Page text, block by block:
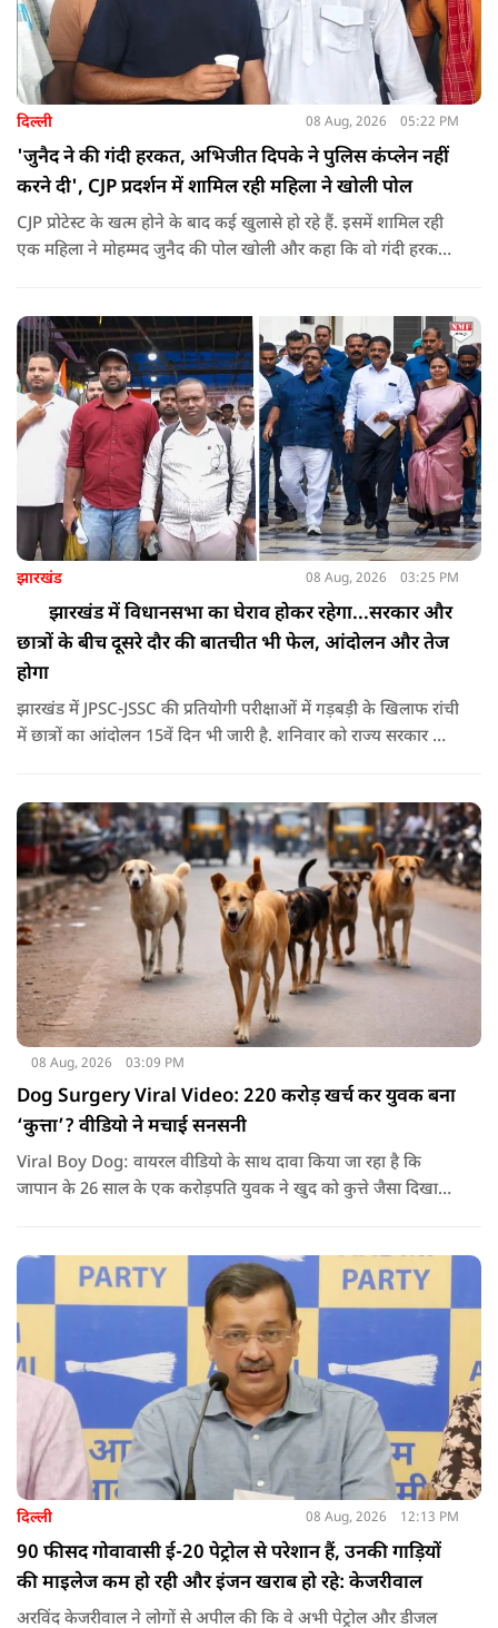
दिल्ली 08 Aug, 2026 05:22 PM
'जुनैद ने की गंदी हरकत, अभिजीत दिपके ने पुलिस कंप्लेन नहीं
करने दी', CJP प्रदर्शन में शामिल रही महिला ने खोली पोल
CJP प्रोटेस्ट के खत्म होने के बाद कई खुलासे हो रहे हैं. इसमें शामिल रही
एक महिला ने मोहम्मद जुनैद की पोल खोली और कहा कि वो गंदी हरकतें
दिया.
झारखंड 08 Aug, 2026 03:25 PM
झारखंड में विधानसभा का घेराव होकर रहेगा...सरकार और
छात्रों के बीच दूसरे दौर की बातचीत भी फेल, आंदोलन और तेज
होगा
झारखंड में JPSC-JSSC की प्रतियोगी परीक्षाओं में गड़बड़ी के खिलाफ रांची
में छात्रों का आंदोलन 15वें दिन भी जारी है. शनिवार को राज्य सरकार और
08 Aug, 2026 03:09 PM
Dog Surgery Viral Video: 220 करोड़ खर्च कर युवक बना
‘कुत्ता’? वीडियो ने मचाई सनसनी
Viral Boy Dog: वायरल वीडियो के साथ दावा किया जा रहा है कि
जापान के 26 साल के एक करोड़पति युवक ने खुद को कुत्ते जैसा दिखाने
करवाईं और अब वह कुत्ते की तरह दिखने, चलने और रहने की कोशिश
करता है.
दिल्ली 08 Aug, 2026 12:13 PM
90 फीसद गोवावासी ई-20 पेट्रोल से परेशान हैं, उनकी गाड़ियों
की माइलेज कम हो रही और इंजन खराब हो रहे: केजरीवाल
अरविंद केजरीवाल ने लोगों से अपील की कि वे अभी पेट्रोल और डीजल